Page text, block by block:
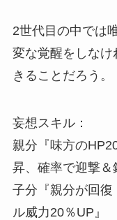
2世代目の中では
変な覚醒をしな
きることだろう。
妄想スキル：
親分『味方の
昇、確率で迎撃＆
子分『親分が回復
ル威力20％UP』